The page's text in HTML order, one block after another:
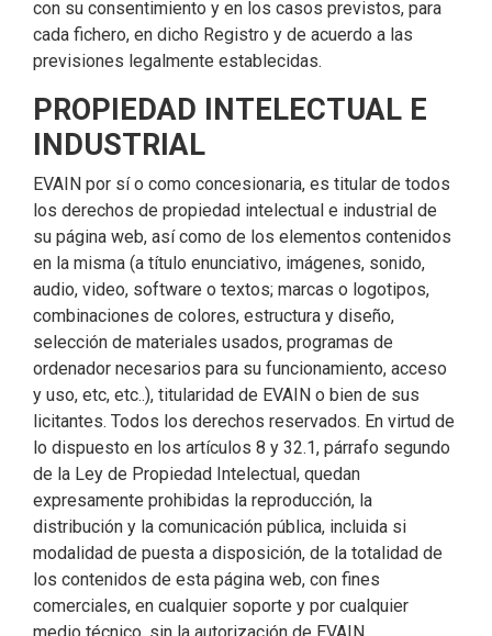
con su consentimiento y en los casos previstos, para
cada fichero, en dicho Registro y de acuerdo a las
previsiones legalmente establecidas.
PROPIEDAD INTELECTUAL E
INDUSTRIAL
EVAIN por sí o como concesionaria, es titular de todos
los derechos de propiedad intelectual e industrial de
su página web, así como de los elementos contenidos
en la misma (a título enunciativo, imágenes, sonido,
audio, video, software o textos; marcas o logotipos,
combinaciones de colores, estructura y diseño,
selección de materiales usados, programas de
ordenador necesarios para su funcionamiento, acceso
y uso, etc, etc..), titularidad de EVAIN o bien de sus
licitantes. Todos los derechos reservados. En virtud de
lo dispuesto en los artículos 8 y 32.1, párrafo segundo
de la Ley de Propiedad Intelectual, quedan
expresamente prohibidas la reproducción, la
distribución y la comunicación pública, incluida si
modalidad de puesta a disposición, de la totalidad de
los contenidos de esta página web, con fines
comerciales, en cualquier soporte y por cualquier